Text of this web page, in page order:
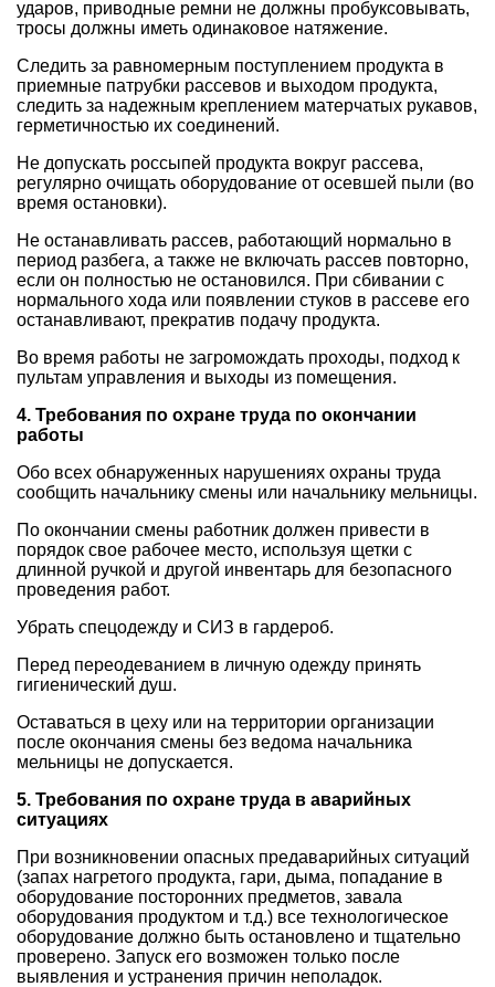
ударов, приводные ремни не должны пробуксовывать,
тросы должны иметь одинаковое натяжение.
Следить за равномерным поступлением продукта в
приемные патрубки рассевов и выходом продукта,
следить за надежным креплением матерчатых рукавов,
герметичностью их соединений.
Не допускать россыпей продукта вокруг рассева,
регулярно очищать оборудование от осевшей пыли (во
время остановки).
Не останавливать рассев, работающий нормально в
период разбега, а также не включать рассев повторно,
если он полностью не остановился. При сбивании с
нормального хода или появлении стуков в рассеве его
останавливают, прекратив подачу продукта.
Во время работы не загромождать проходы, подход к
пультам управления и выходы из помещения.
4. Требования по охране труда по окончании
работы
Обо всех обнаруженных нарушениях охраны труда
сообщить начальнику смены или начальнику мельницы.
По окончании смены работник должен привести в
порядок свое рабочее место, используя щетки с
длинной ручкой и другой инвентарь для безопасного
проведения работ.
Убрать спецодежду и СИЗ в гардероб.
Перед переодеванием в личную одежду принять
гигиенический душ.
Оставаться в цеху или на территории организации
после окончания смены без ведома начальника
мельницы не допускается.
5. Требования по охране труда в аварийных
ситуациях
При возникновении опасных предаварийных ситуаций
(запах нагретого продукта, гари, дыма, попадание в
оборудование посторонних предметов, завала
оборудования продуктом и т.д.) все технологическое
оборудование должно быть остановлено и тщательно
проверено. Запуск его возможен только после
выявления и устранения причин неполадок.